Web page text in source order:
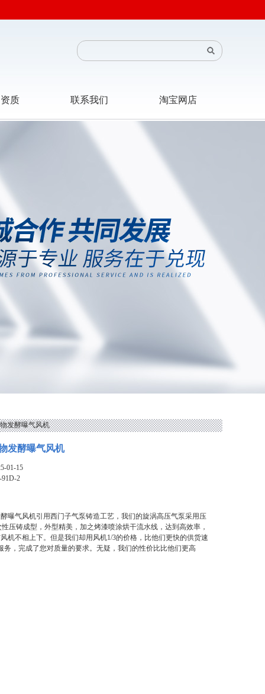
质 联系我们 淘宝网店
发酵曝气风机
发酵曝气风机
01-15
91D-2
曝气风机引用西门子气泵铸造工艺，我们的旋涡高压气泵采用压
压铸成型，外型精美，加之烤漆喷涂烘干流水线，达到高效率，
机不相上下。但是我们却用风机1/3的价格，比他们更快的供货速
务，完成了您对质量的要求。无疑，我们的性价比比他们更高